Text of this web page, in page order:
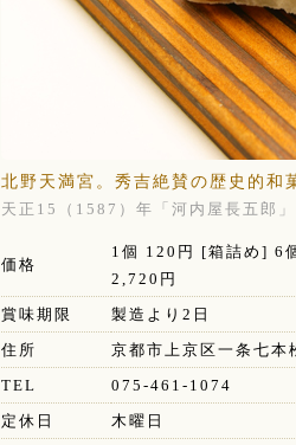
北野天満宮。秀吉絶賛の歴史的和
天正15（1587）年「河内屋長五郎
価格
1個 120円 [箱詰め] 6
2,720円
賞味期限
製造より2日
住所
京都市上京区一条七本
TEL
075-461-1074
定休日
木曜日